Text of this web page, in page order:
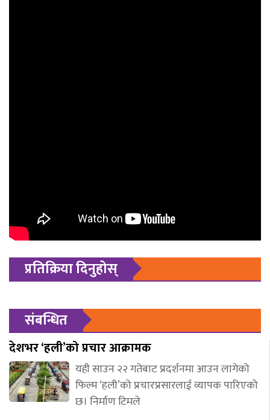
प्रतिक्रिया दिनुहोस्
संबन्धित
देशभर ‘हली’को प्रचार आक्रामक
यही साउन २२ गतेबाट प्रदर्शनमा आउन लागेको
फिल्म ‘हली’को प्रचारप्रसारलाई व्यापक पारिएको
छ। निर्माण टिमले